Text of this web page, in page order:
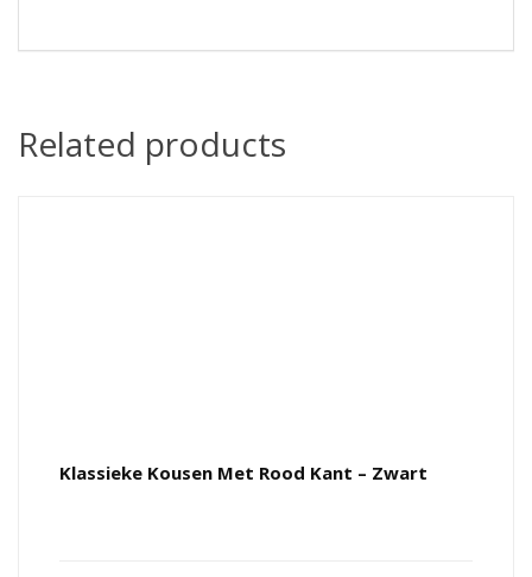
Related products
Klassieke Kousen Met Rood Kant – Zwart